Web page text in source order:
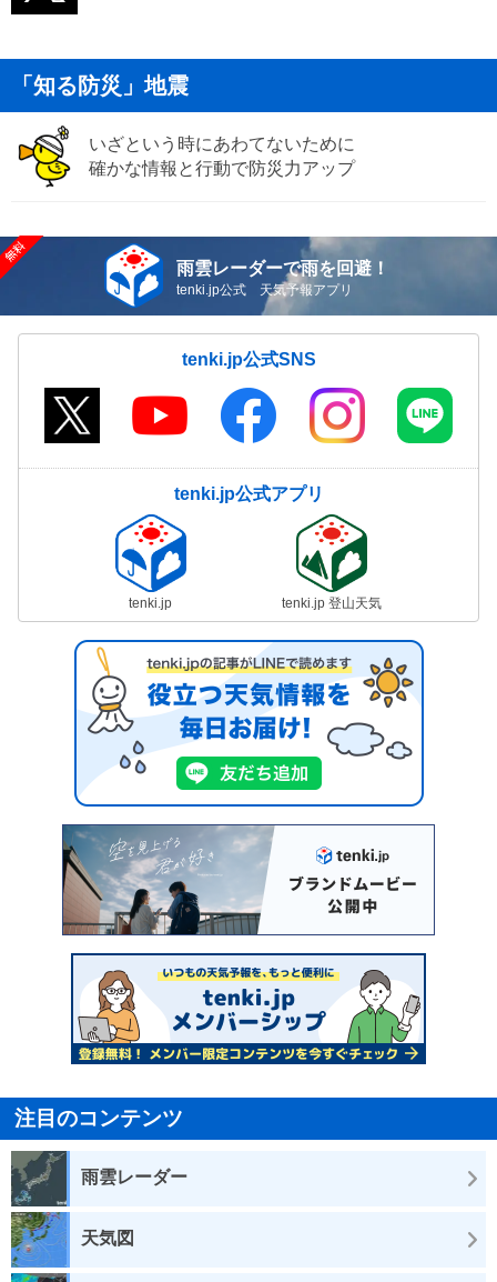
「知る防災」地震
いざという時にあわてないために
確かな情報と行動で防災力アップ
雨雲レーダーで雨を回避！
tenki.jp公式 天気予報アプリ
tenki.jp公式SNS
tenki.jp公式アプリ
tenki.jp tenki.jp 登山天気
注目のコンテンツ
雨雲レーダー
天気図